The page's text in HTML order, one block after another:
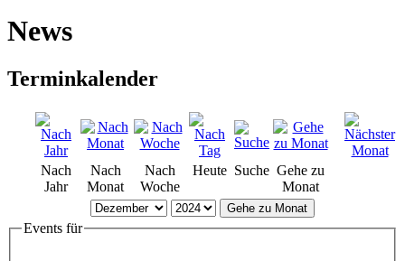
News
Terminkalender
Nach
Jahr
Nach
Monat
Nach
Woche
Heute Suche Gehe zu
Monat
Gehe zu Monat
Events für